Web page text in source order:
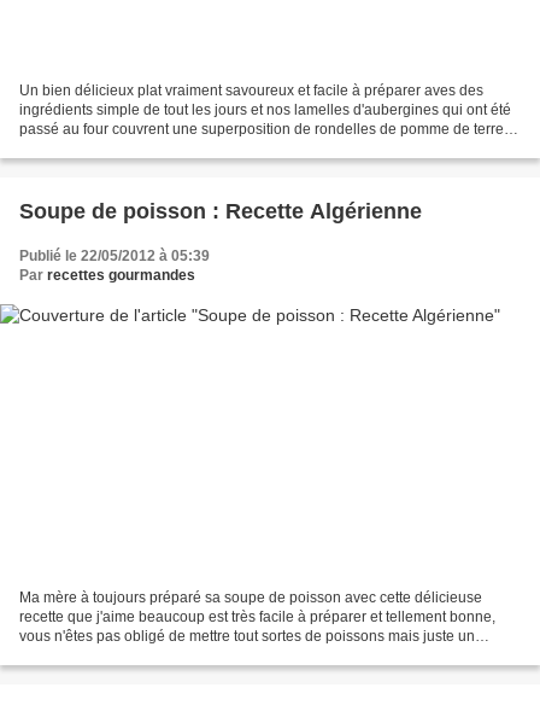
Un bien délicieux plat vraiment savoureux et facile à préparer aves des
ingrédients simple de tout les jours et nos lamelles d'aubergines qui ont été
passé au four couvrent une superposition de rondelles de pomme de terre
Soupe de poisson : Recette Algérienne
Publié le 22/05/2012 à 05:39
Par recettes gourmandes
Ma mère à toujours préparé sa soupe de poisson avec cette délicieuse
recette que j'aime beaucoup est très facile à préparer et tellement bonne,
vous n'êtes pas obligé de mettre tout sortes de poissons mais juste un